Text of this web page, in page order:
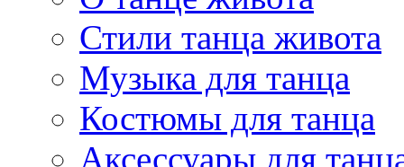
Стили танца живота
Музыка для танца
Костюмы для танца
Аксессуары для